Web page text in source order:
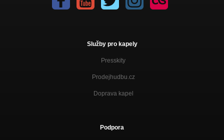
Služby pro kapely
Presskity
Prodejhudbu.cz
Doprava kapel
Podpora